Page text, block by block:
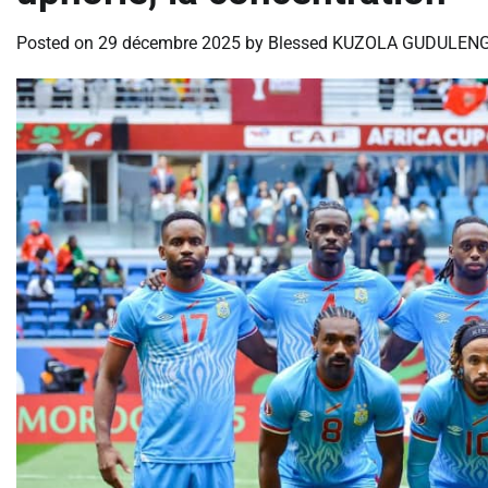
Posted on 29 décembre 2025 by Blessed KUZOLA